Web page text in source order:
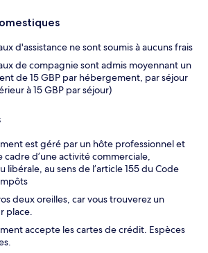
d'assistance ne sont soumis à aucuns frais
de compagnie sont admis moyennant un
de 15 GBP par hébergement, par séjour
à 15 GBP par séjour)
est géré par un hôte professionnel et
cadre d’une activité commerciale,
libérale, au sens de l’article 155 du Code
deux oreilles, car vous trouverez un
place.
accepte les cartes de crédit. Espèces